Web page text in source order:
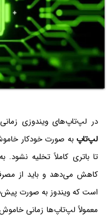
در لپ‌تاپ‌های ویندوزی
لپ‌تاپ به صورت خودکار
تا باتری کاملاً تخلیه
کاهش می‌دهد و باید از
است که ویندوز به صورت